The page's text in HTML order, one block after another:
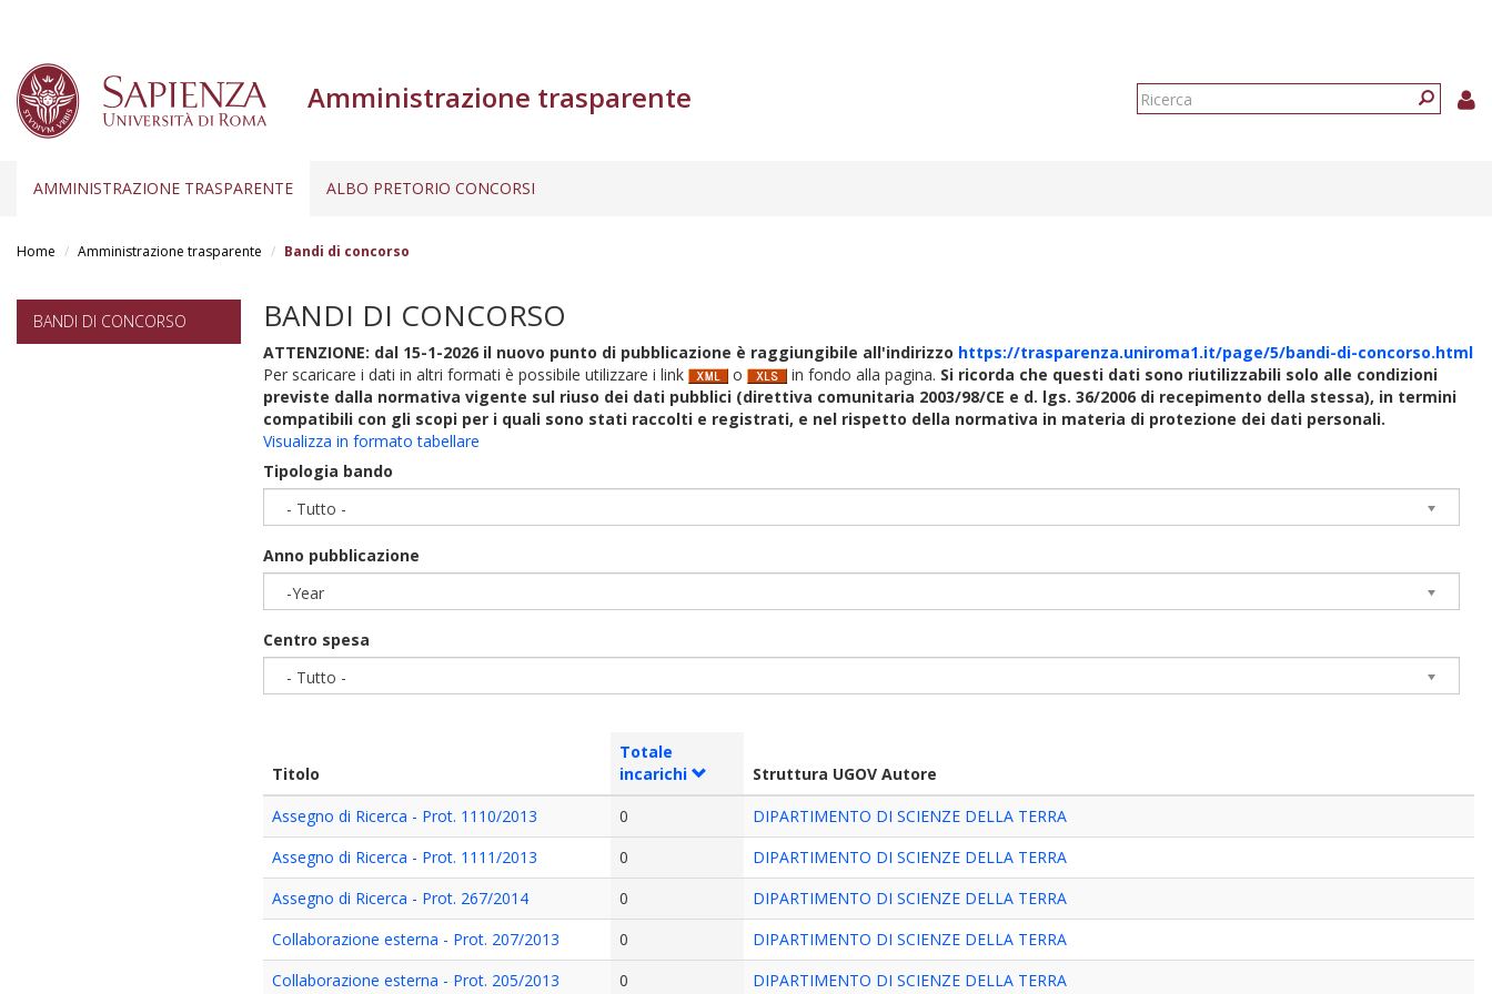
Amministrazione trasparente
Form
AMMINISTRAZIONE TRASPARENTE ALBO PRETORIO CONCORSI
Home Amministrazione trasparente Bandi di concorso
BANDI DI CONCORSO BANDI DI CONCORSO
ATTENZIONE: dal 15-1-2026 il nuovo punto di pubblicazione è raggiungibile all'indirizzo https://trasparenza.uniroma1.it/page/5/bandi-di-concorso.html
Per scaricare i dati in altri formati è possibile utilizzare i link
o in fondo alla pagina. Si ricorda che questi dati sono riutilizzabili solo alle condizioni
previste dalla normativa vigente sul riuso dei dati pubblici (direttiva comunitaria 2003/98/CE e d. lgs. 36/2006 di recepimento della stessa), in termini
compatibili con gli scopi per i quali sono stati raccolti e registrati, e nel rispetto della normativa in materia di protezione dei dati personali.
Visualizza in formato tabellare
Tipologia bando
- Tutto -
Anno pubblicazione
-Year
Centro spesa
- Tutto -
Titolo
Totale
incarichi
Struttura UGOV Autore
Assegno di Ricerca - Prot. 1110/2013
0
DIPARTIMENTO DI SCIENZE DELLA TERRA
Assegno di Ricerca - Prot. 1111/2013
0
DIPARTIMENTO DI SCIENZE DELLA TERRA
Assegno di Ricerca - Prot. 267/2014
0
DIPARTIMENTO DI SCIENZE DELLA TERRA
Collaborazione esterna - Prot. 207/2013
0
DIPARTIMENTO DI SCIENZE DELLA TERRA
Collaborazione esterna - Prot. 205/2013
0 DIPARTIMENTO DI SCIENZE DELLA TERRA